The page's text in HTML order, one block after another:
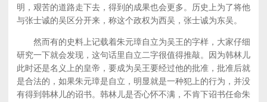
明，艰苦的道路走下去，得到的成果也会更多。历史上为了将他
与张士诚的吴区分开来，称这个政权为西吴，张士诚为东吴。
然而有的史料上记载着朱元璋自立为吴王的字样，大家仔细
研究一下就会发现，这句话里自立二字很值得推敲。因为韩林儿
此时还是名义上的皇帝，要成为吴王要经过他的批准，批准后就
是合法的，如果朱元璋是自立，明显就是一种犯上的行为，并没
有得到韩林儿的诏书。韩林儿是否心怀不满，不肯下诏书任命朱